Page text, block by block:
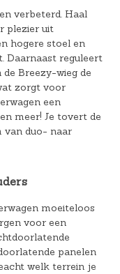
verbeterd. Haal
plezier uit
hogere stoel en
Daarnaast reguleert
Breezy-wieg de
zorgt voor
een
meer! Je tovert de
van duo- naar
moeiteloos
voor een
panelen
welk terrein je